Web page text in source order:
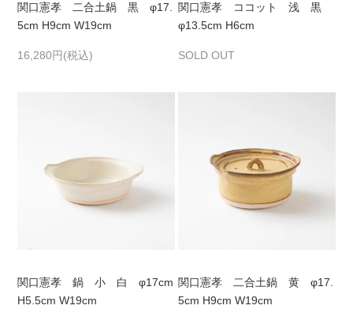
関口憲孝 二合土鍋 黒 φ17.
5cm H9cm W19cm
16,280円(税込)
関口憲孝 ココット 浅 黒
φ13.5cm H6cm
SOLD OUT
関口憲孝 鍋 小 白 φ17cm
H5.5cm W19cm
関口憲孝 二合土鍋 黄 φ17.
5cm H9cm W19cm